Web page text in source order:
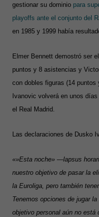
gestionar su dominio para
playoffs ante el conjunto del
en 1985 y 1999 había
Elmer Bennett demostró ser
puntos y 8 asistencias y
con dobles figuras (14 puntos
Ivanovic volverá en unos
el Real Madrid.
Las declaraciones de Dusko
«»Esta noche» —lapsus
nuestro objetivo de pasar la
la Euroliga, pero también
Tenemos opciones de jugar
objetivo personal aún no está